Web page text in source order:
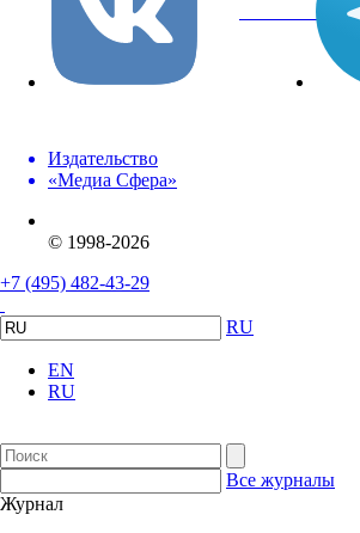
вКонтакте
Издательство
«Медиа Сфера»
© 1998-2026
+7 (495) 482-43-29
RU
EN
RU
Все журналы
Журнал